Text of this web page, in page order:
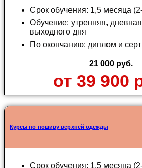
Срок обучения: 1,5 месяца
Обучение: утренняя,
выходного дня
По окончанию: диплом и
21 000 руб.
от 39 900
Курсы по пошиву верхней одежды
Срок обучения: 1,5 месяца